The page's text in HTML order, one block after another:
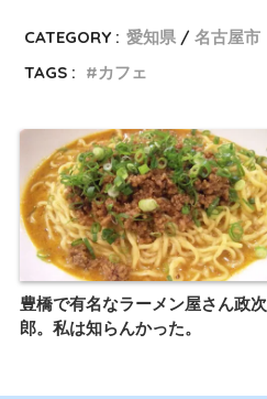
CATEGORY : 愛知県
名古屋市
TAGS :
カフェ
豊橋で有名なラーメン屋さん政次
郎。私は知らんかった。